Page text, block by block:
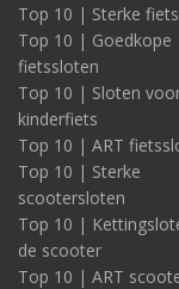
Top 10 | Sterke
Top 10 | Goedkope
fietssloten
Top 10 | Sloten
kinderfiets
Top 10 | ART
Top 10 | Sterke
scootersloten
Top 10 |
de scooter
Top 10 | ART